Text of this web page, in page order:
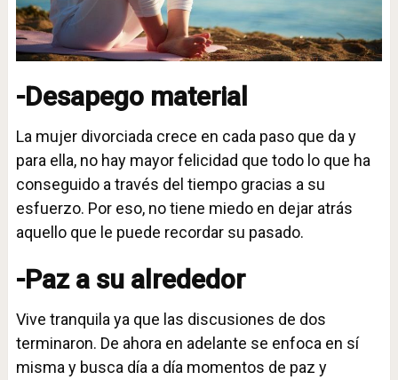
-Desapego material
La mujer divorciada crece en cada paso que da y
para ella, no hay mayor felicidad que todo lo que ha
conseguido a través del tiempo gracias a su
esfuerzo. Por eso, no tiene miedo en dejar atrás
aquello que le puede recordar su pasado.
-Paz a su alrededor
Vive tranquila ya que las discusiones de dos
terminaron. De ahora en adelante se enfoca en sí
misma y busca día a día momentos de paz y